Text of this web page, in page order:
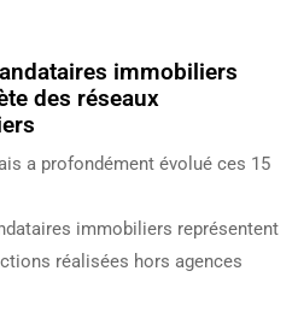
immobiliers
des réseaux
a profondément évolué ces 15
immobiliers représentent
réalisées hors agences